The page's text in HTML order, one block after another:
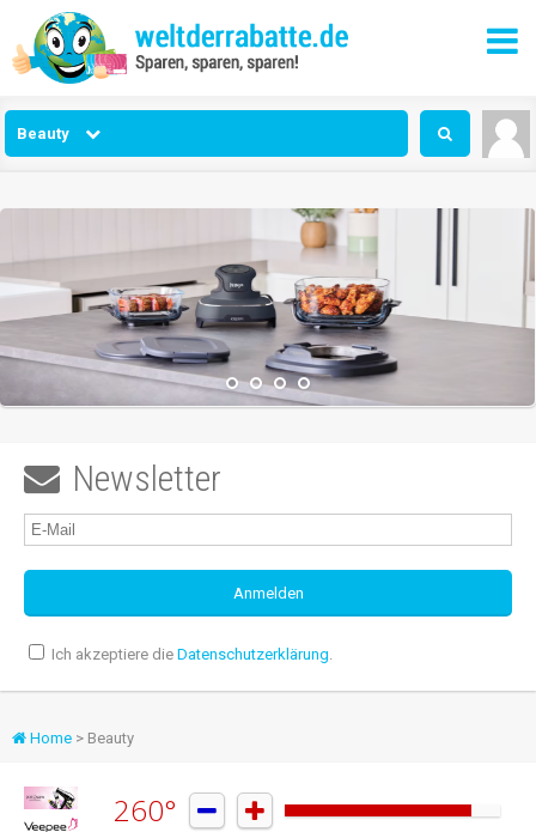
Beauty
 Newsletter
Ich akzeptiere die Datenschutzerklärung.
Home > Beauty
260°  